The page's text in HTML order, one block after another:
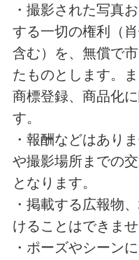
・撮影された写真
する一切の権利（
含む）を、無償で
たものとします。
商標登録、商品化
す。
・報酬などはあり
や撮影場所までの
となります。
・掲載する広報物
けることはできませ
・ポーズやシーン